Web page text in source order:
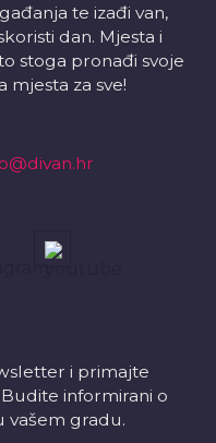
te izađi van,
dan. Mjesta i
stoga pronađi svoje
mjesta za sve!
i primajte
informirani o
vašem gradu.